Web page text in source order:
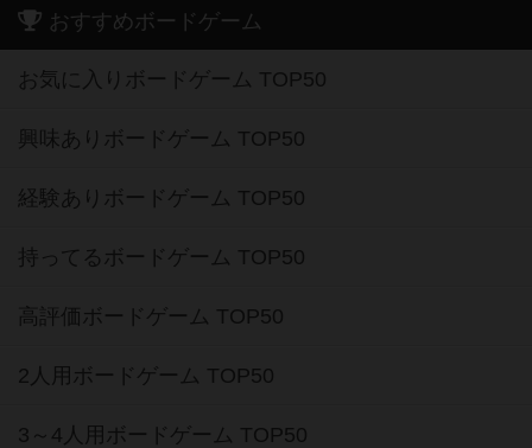
おすすめボードゲーム
お気に入りボードゲーム TOP50
興味ありボードゲーム TOP50
経験ありボードゲーム TOP50
持ってるボードゲーム TOP50
高評価ボードゲーム TOP50
2人用ボードゲーム TOP50
3～4人用ボードゲーム TOP50